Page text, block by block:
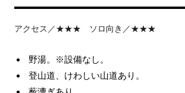
アクセス／★★★ ソロ向き／★★★
野湯。※設備なし。
登山道、けわしい山道あり。